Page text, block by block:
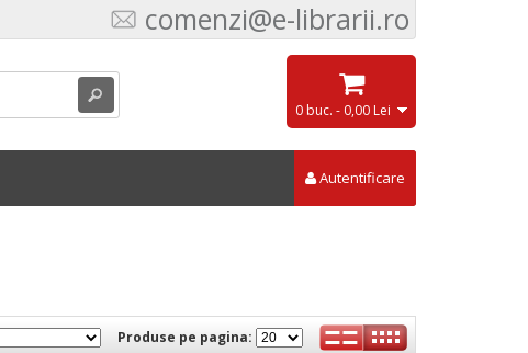
comenzi@e-librarii.ro
0 buc. - 0,00 Lei
Autentificare
Produse pe pagina: